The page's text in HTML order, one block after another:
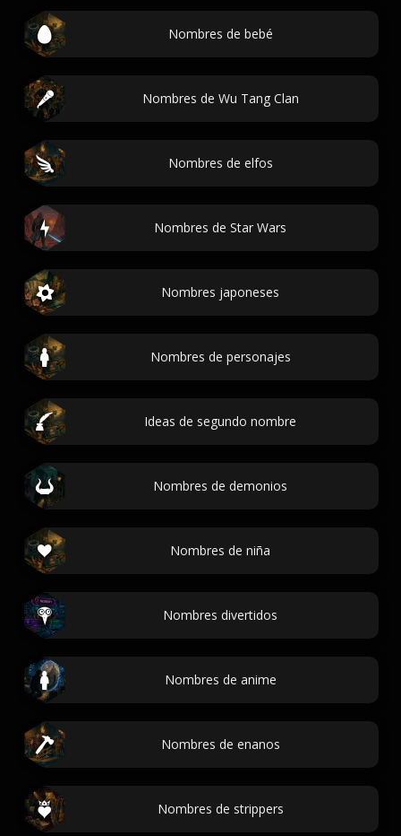
Nombres de bebé
Nombres de Wu Tang Clan
Nombres de elfos
Nombres de Star Wars
Nombres japoneses
Nombres de personajes
Ideas de segundo nombre
Nombres de demonios
Nombres de niña
Nombres divertidos
Nombres de anime
Nombres de enanos
Nombres de strippers